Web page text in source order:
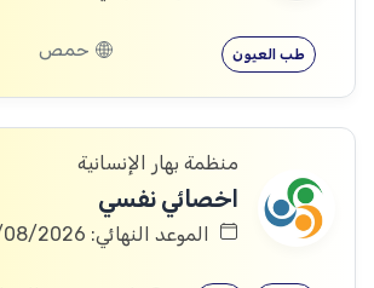
طب العيون حمص
منظمة بهار الإنسانية
اخصائي نفسي
الموعد النهائي: 17/08/2026